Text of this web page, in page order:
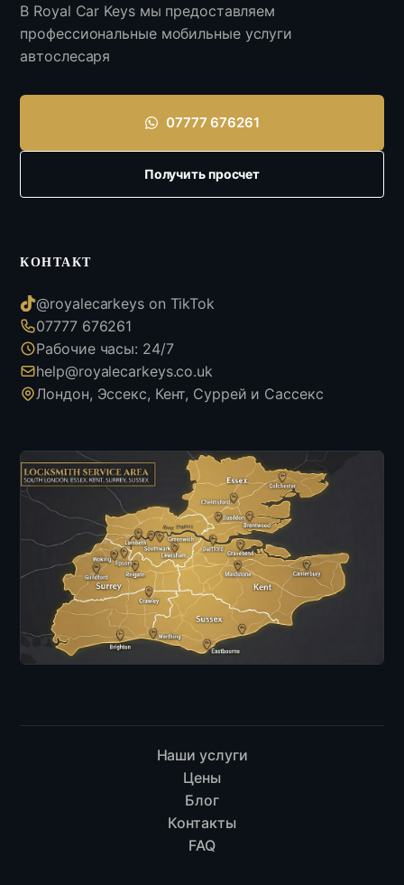
В Royal Car Keys мы предоставляем
профессиональные мобильные услуги
автослесаря
07777 676261
Получить просчет
КОНТАКТ
@royalecarkeys on TikTok
07777 676261
Рабочие часы: 24/7
help@royalecarkeys.co.uk
Лондон, Эссекс, Кент, Суррей и Сассекс
Наши услуги
Цены
Блог
Контакты
FAQ